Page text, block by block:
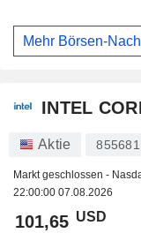
Mehr Börsen-
INTEL
Aktie 855681
Markt geschlossen -
22:00:00 07.08.2026
101,65 USD